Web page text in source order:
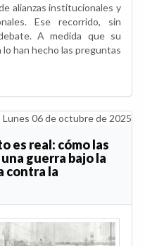
alianzas institucionales y
Ese recorrido, sin
A medida que su
han hecho las preguntas
Lunes 06 de octubre de 2025
es real: cómo las
guerra bajo la
contra la